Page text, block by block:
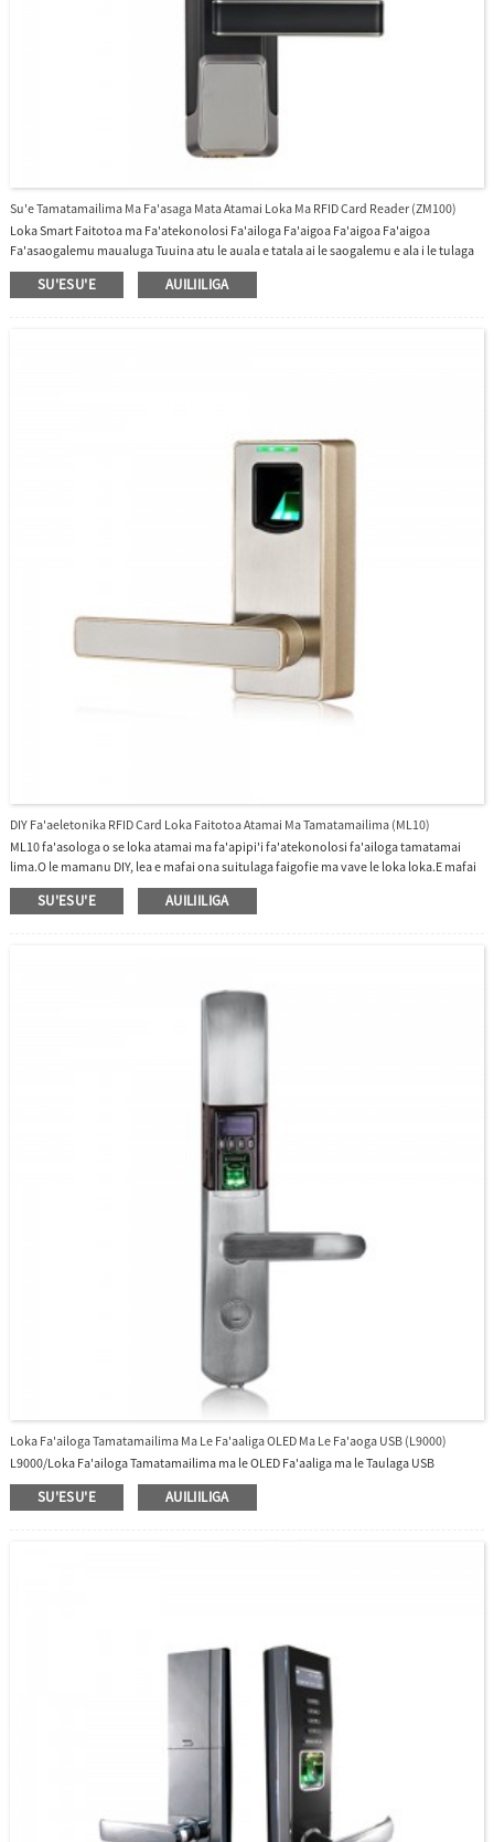
Su'e Tamatamailima Ma Fa'asaga Mata Atamai Loka Ma RFID Card Reader (ZM100)
Loka Smart Faitotoa ma Fa'atekonolosi Fa'ailoga Fa'aigoa Fa'aigoa Fa'aigoa
Fa'asaogalemu maualuga Tuuina atu le auala e tatala ai le saogalemu e ala i le tulaga
saogalemu - Fa'asaga + Tamatamailima.Fuafuaga toe fa'afo'i ina ia fetaui mo faitoto'a
uma e matala.Maa lithium toe faʻaaogaina.
SU'ESU'E AUILIILIGA
DIY Fa'aeletonika RFID Card Loka Faitotoa Atamai Ma Tamatamailima (ML10)
ML10 fa'asologa o se loka atamai ma fa'apipi'i fa'atekonolosi fa'ailoga tamatamai
lima.O le mamanu DIY, lea e mafai ona suitulaga faigofie ma vave le loka loka.E mafai
foi ona e faia na o oe.
SU'ESU'E AUILIILIGA
Loka Fa'ailoga Tamatamailima Ma Le Fa'aaliga OLED Ma Le Fa'aoga USB (L9000)
L9000/Loka Fa'ailoga Tamatamailima ma le OLED Fa'aaliga ma le Taulaga USB
SU'ESU'E AUILIILIGA